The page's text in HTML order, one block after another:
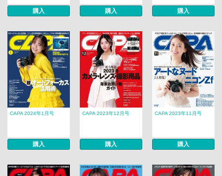
購入 購入 購入
CAPA 2024年1月号
購入
CAPA 2023年12月号
購入
CAPA 2023年11月号
購入